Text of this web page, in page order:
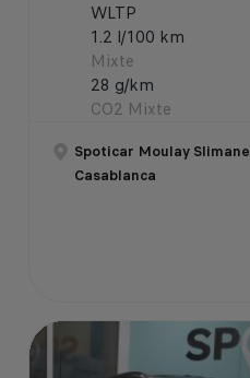
WLTP
1.2 l/100 km
Mixte
28 g/km
CO2 Mixte
Spoticar Moulay Slimane
Casablanca